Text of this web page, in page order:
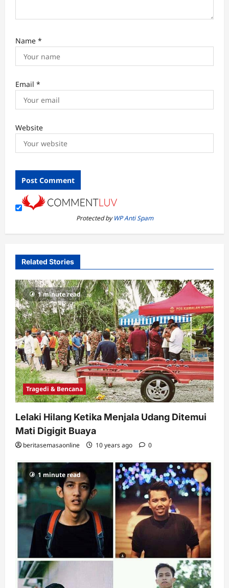
Name *
Email *
Website
Protected byWP Anti Spam
Related Stories
1 minute read
Tragedi & Bencana
Lelaki Hilang Ketika Menjala Udang Ditemui
Mati Digigit Buaya
beritasemasaonline 10 years ago 0
1 minute read